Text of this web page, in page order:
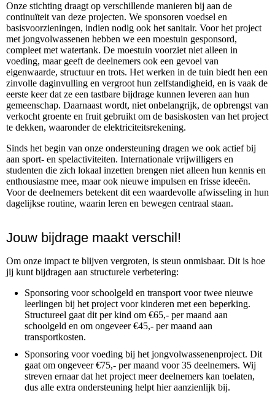
Onze stichting draagt op verschillende manieren bij aan de
continuïteit van deze projecten. We sponsoren voedsel en
basisvoorzieningen, indien nodig ook het sanitair. Voor het project
met jongvolwassenen hebben we een moestuin gesponsord,
compleet met watertank. De moestuin voorziet niet alleen in
voeding, maar geeft de deelnemers ook een gevoel van
eigenwaarde, structuur en trots. Het werken in de tuin biedt hen een
zinvolle daginvulling en vergroot hun zelfstandigheid, en is vaak de
eerste keer dat ze een tastbare bijdrage kunnen leveren aan hun
gemeenschap. Daarnaast wordt, niet onbelangrijk, de opbrengst van
verkocht groente en fruit gebruikt om de basiskosten van het project
te dekken, waaronder de elektriciteitsrekening.
Sinds het begin van onze ondersteuning dragen we ook actief bij
aan sport- en spelactiviteiten. Internationale vrijwilligers en
studenten die zich lokaal inzetten brengen niet alleen hun kennis en
enthousiasme mee, maar ook nieuwe impulsen en frisse ideeën.
Voor de deelnemers betekent dit een waardevolle afwisseling in hun
dagelijkse routine, waarin leren en bewegen centraal staan.
Jouw bijdrage maakt verschil!
Om onze impact te blijven vergroten, is steun onmisbaar. Dit is hoe
jij kunt bijdragen aan structurele verbetering:
Sponsoring voor schoolgeld en transport voor twee nieuwe
leerlingen bij het project voor kinderen met een beperking.
Structureel gaat dit per kind om €65,- per maand aan
schoolgeld en om ongeveer €45,- per maand aan
transportkosten.
Sponsoring voor voeding bij het jongvolwassenenproject. Dit
gaat om ongeveer €75,- per maand voor 35 deelnemers. Wij
streven ernaar dat het project meer deelnemers kan toelaten,
dus alle extra ondersteuning helpt hier aanzienlijk bij.